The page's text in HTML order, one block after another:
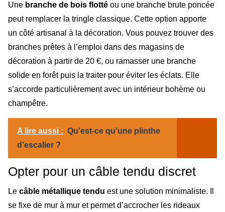
Une branche de bois flotté ou une branche brute poncée
peut remplacer la tringle classique. Cette option apporte
un côté artisanal à la décoration. Vous pouvez trouver des
branches prêtes à l’emploi dans des magasins de
décoration à partir de 20 €, ou ramasser une branche
solide en forêt puis la traiter pour éviter les éclats. Elle
s’accorde particulièrement avec un intérieur bohème ou
champêtre.
A lire aussi : Qu'est-ce qu'une plinthe
d'escalier ?
Opter pour un câble tendu discret
Le câble métallique tendu est une solution minimaliste. Il
se fixe de mur à mur et permet d’accrocher les rideaux